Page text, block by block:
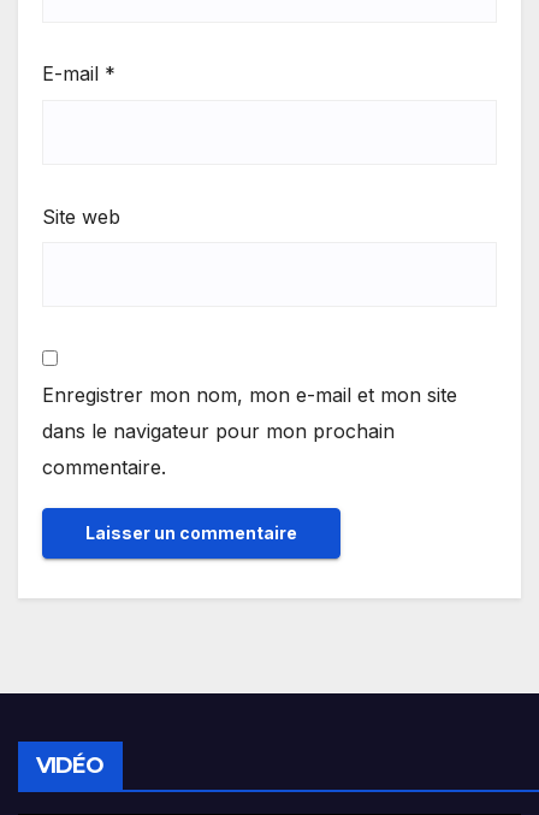
E-mail *
Site web
Enregistrer mon nom, mon e-mail et mon site
dans le navigateur pour mon prochain
commentaire.
VIDÉO